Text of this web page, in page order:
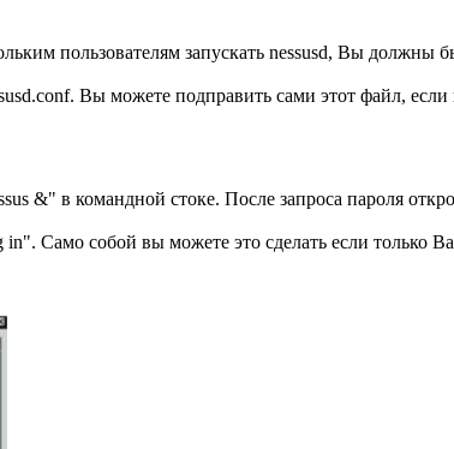
пользователям запускать nessusd, Вы
Вы можете подправить сами этот файл, если
&" в командной стоке. После запроса пароля
Само собой вы можете это сделать если только